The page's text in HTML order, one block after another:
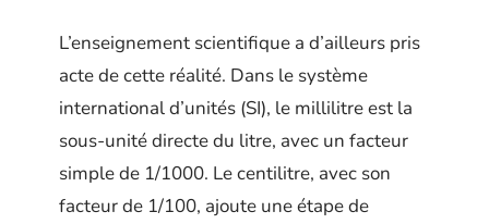
L’enseignement scientifique a d’ailleurs pris
acte de cette réalité. Dans le système
international d’unités (SI), le millilitre est la
sous-unité directe du litre, avec un facteur
simple de 1/1000. Le centilitre, avec son
facteur de 1/100, ajoute une étape de